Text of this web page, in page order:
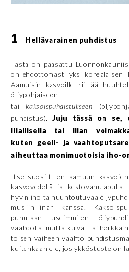
1 Hellävarainen puhdistus
Tästä on paasattu
on ehdottomasti yksi korealaisen
Aamuisin kasvoille riittää
öljypohjaiseen
taikaksoispuhdistukseen
puhdistus).Juju tässä on se,
liiallisella tai liian
kuten geeli- ja
aiheuttaa monimuotoisia iho-
Itse suosittelen aamuun
kasvovedellä ja
hyvin iholta huuhtoutuvaa
musliiniliinan kanssa.
puhutaan useimmiten
vaahdolla, mutta kuiva- tai
toisen vaiheen vaahto
kuitenkaan ole, jos ykköstuote on